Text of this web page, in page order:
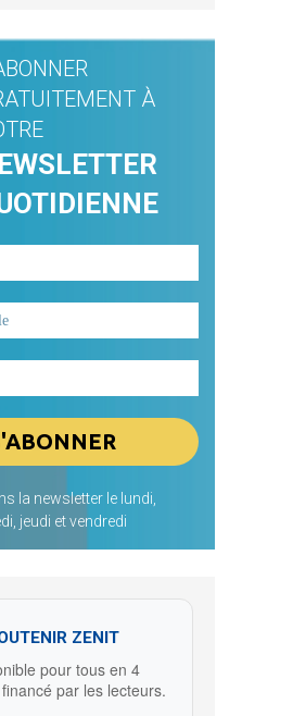
À
la newsletter le lundi,
jeudi et vendredi
ZENIT
pour tous en 4
par les lecteurs.